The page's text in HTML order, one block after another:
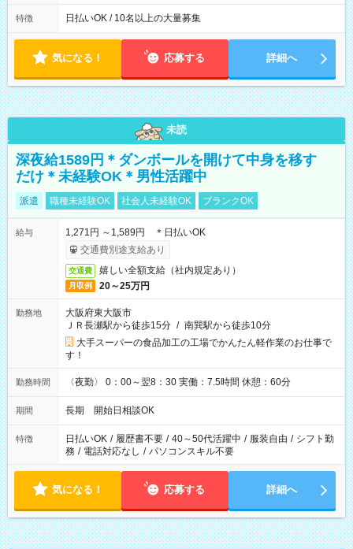
12時～21時
特徴 日払いOK / 10名以上の大量募集
気になる！ 応募する 詳細へ
未読
深夜給1589円＊ダンボールを開けて中身を移す
だけ＊未経験OK＊男性活躍中
派遣 職種未経験OK 社会人未経験OK ブランクOK
給与
1,271円 ～1,589円 ＊日払いOK
交通費別途支給あり
交通費 嬉しい全額支給（社内規定あり）
月収例 20～25万円
勤務地
大阪府東大阪市
ＪＲ長瀬駅から徒歩15分 / 南巽駅から徒歩10分
大手スーパーの食品加工の工場でかんたん軽作業のお仕事で
す！
勤務時間 〈夜勤〉 0：00～翌8：30 実働：7.5時間 休憩：60分
期間 長期 開始日相談OK
特徴 日払いOK / 履歴書不要 / 40～50代活躍中 / 服装自由 / シフト勤
務 / 電話対応なし / パソコンスキル不要
気になる！ 応募する 詳細へ